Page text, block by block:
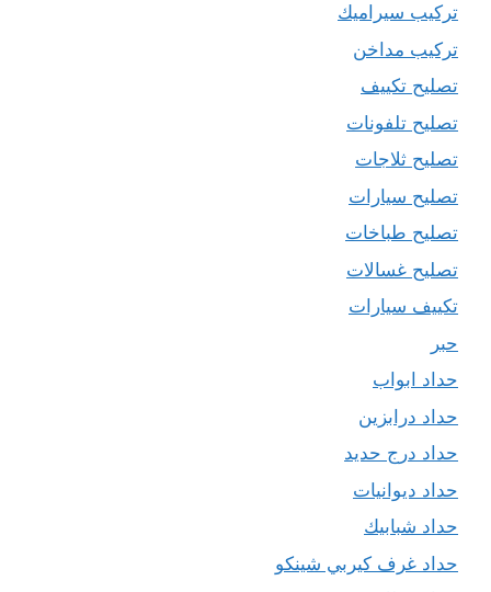
تركيب سيراميك
تركيب مداخن
تصليح تكييف
تصليح تلفونات
تصليح ثلاجات
تصليح سيارات
تصليح طباخات
تصليح غسالات
تكييف سيارات
حبر
حداد ابواب
حداد درابزين
حداد درج حديد
حداد ديوانيات
حداد شبابيك
حداد غرف كيربي شينكو